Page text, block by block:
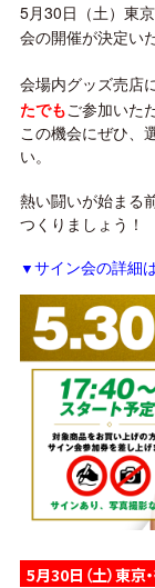
ノ
ア
公
式
サ
イ
5月30日（土）東
会の開催が決定い
会場内グッズ売店
たでもご参加いた
この機会にぜひ、
い。
熱い闘いが始まる
つくりましょう！
▼ サイン会の詳細
5月30日（土）東